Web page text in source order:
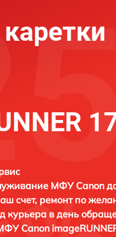
МФУ Canon
счет, ремонт по
курьера в день
Canon